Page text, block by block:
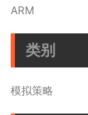
ARM
类别
模拟策略